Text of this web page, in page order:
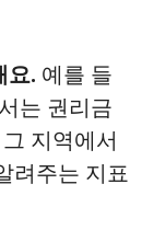
요. 예를 들
는 권리금
지역에서
려주는 지표